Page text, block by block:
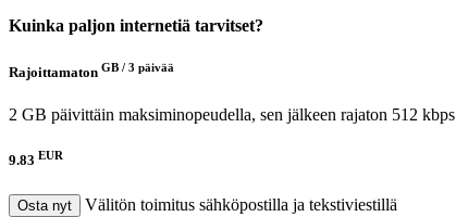
Kuinka paljon internetiä tarvitset?
Rajoittamaton GB / 3 päivää
2 GB päivittäin maksiminopeudella, sen jälkeen rajaton 512 kbps
9.83 EUR
Osta nyt
Välitön toimitus sähköpostilla ja tekstiviestillä